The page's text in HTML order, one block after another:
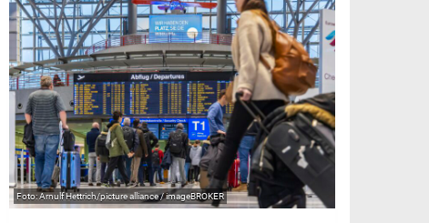
Arnulf Hettrich/picture alliance / imageBROKER